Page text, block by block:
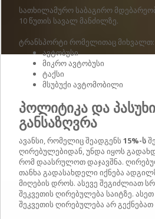
სათხილამურო საბაგირო
10 წუთის სავალ მანძილზე.
ტრანსპორტი რომელითაც მიხვალთ:
ავტობუსი
მიკრო ავტობუსი
ტაქსი
მსუბუქი ავტომობილი
პოლიტიკა და
განსაზღვრა
ავანსი, რომელიც შეადგენს 15%-ს
ღირებულებიდან, უნდა იყოს
რომ დაასრულოთ დაჯავშნა.
თანხა გადასახდელი იქნება
მიღების დროს. ასევე შეგიძლიათ
შეკვეთის ღირებულება საიტზე.
შეკვეთის ღირებულება არ